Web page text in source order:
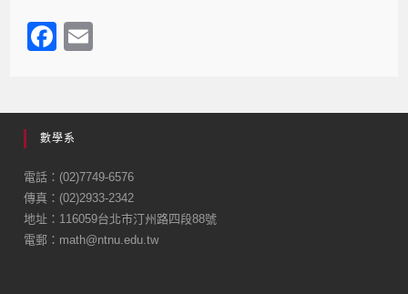
F
e
b
o
o
k
數學系
電話：(02)7749-6576
傳真：(02)2933-2342
地址：116059台北市汀州路四段88號
電郵：math@ntnu.edu.tw